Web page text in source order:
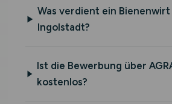
Was verdient ein Bienenwirt
Ingolstadt?
Ist die Bewerbung über
kostenlos?